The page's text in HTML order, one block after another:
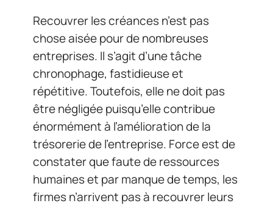
Recouvrer les créances n’est pas
chose aisée pour de nombreuses
entreprises. Il s’agit d’une tâche
chronophage, fastidieuse et
répétitive. Toutefois, elle ne doit pas
être négligée puisqu’elle contribue
énormément à l’amélioration de la
trésorerie de l’entreprise. Force est de
constater que faute de ressources
humaines et par manque de temps, les
firmes n’arrivent pas à recouvrer leurs